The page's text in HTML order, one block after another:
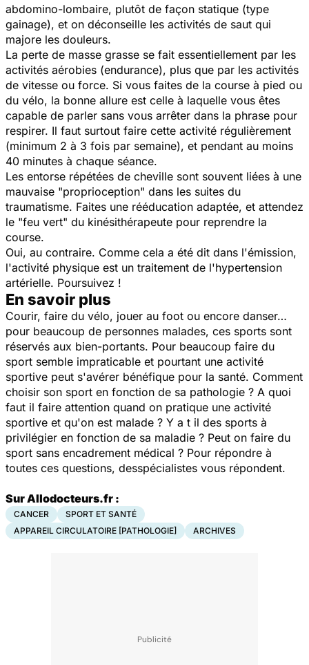
abdomino-lombaire, plutôt de façon statique (type
gainage), et on déconseille les activités de saut qui
majore les douleurs.
La perte de masse grasse se fait essentiellement par les
activités aérobies (endurance), plus que par les activités
de vitesse ou force. Si vous faites de la course à pied ou
du vélo, la bonne allure est celle à laquelle vous êtes
capable de parler sans vous arrêter dans la phrase pour
respirer. Il faut surtout faire cette activité régulièrement
(minimum 2 à 3 fois par semaine), et pendant au moins
40 minutes à chaque séance.
Les entorse répétées de cheville sont souvent liées à une
mauvaise "proprioception" dans les suites du
traumatisme. Faites une rééducation adaptée, et attendez
le "feu vert" du kinésithérapeute pour reprendre la
course.
Oui, au contraire. Comme cela a été dit dans l'émission,
l'activité physique est un traitement de l'hypertension
artérielle. Poursuivez !
En savoir plus
Courir, faire du vélo, jouer au foot ou encore danser…
pour beaucoup de personnes malades, ces sports sont
réservés aux bien-portants. Pour beaucoup faire du
sport semble impraticable et pourtant une activité
sportive peut s'avérer bénéfique pour la santé. Comment
choisir son sport en fonction de sa pathologie ? A quoi
faut il faire attention quand on pratique une activité
sportive et qu'on est malade ? Y a t il des sports à
privilégier en fonction de sa maladie ? Peut on faire du
sport sans encadrement médical ? Pour répondre à
toutes ces questions, desspécialistes vous répondent.
Sur Allodocteurs.fr :
CANCER
SPORT ET SANTÉ
APPAREIL CIRCULATOIRE [PATHOLOGIE]
ARCHIVES